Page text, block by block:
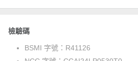
檢驗碼
BSMI 字號： R41126